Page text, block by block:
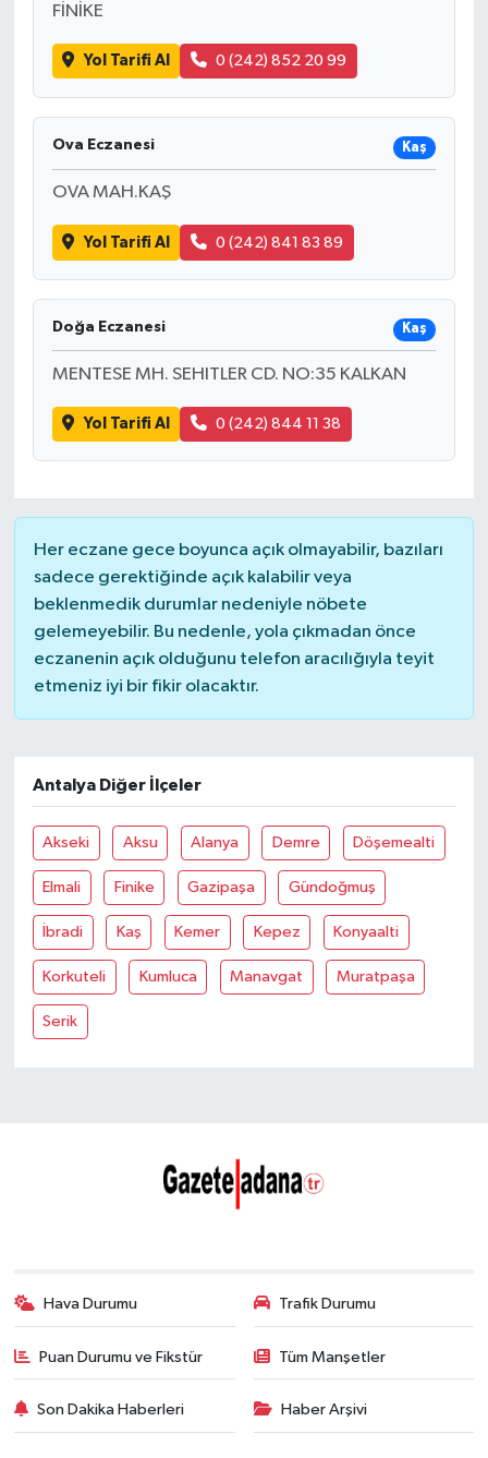
FİNİKE
Yol Tarifi Al 0 (242) 852 20 99
Ova Eczanesi Kaş
OVA MAH.KAŞ
Yol Tarifi Al 0 (242) 841 83 89
Doğa Eczanesi Kaş
MENTESE MH. SEHITLER CD. NO:35 KALKAN
Yol Tarifi Al 0 (242) 844 11 38
Her eczane gece boyunca açık olmayabilir, bazıları
sadece gerektiğinde açık kalabilir veya
beklenmedik durumlar nedeniyle nöbete
gelemeyebilir. Bu nedenle, yola çıkmadan önce
eczanenin açık olduğunu telefon aracılığıyla teyit
etmeniz iyi bir fikir olacaktır.
Antalya Diğer İlçeler
Akseki Aksu Alanya Demre Döşemealti
Elmali Finike Gazipaşa Gündoğmuş
İbradi Kaş Kemer Kepez Konyaalti
Korkuteli Kumluca Manavgat Muratpaşa
Serik
Hava Durumu Trafik Durumu
Puan Durumu ve Fikstür Tüm Manşetler
Son Dakika Haberleri Haber Arşivi